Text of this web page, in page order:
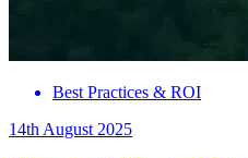
Best Practices & ROI
14th August 2025